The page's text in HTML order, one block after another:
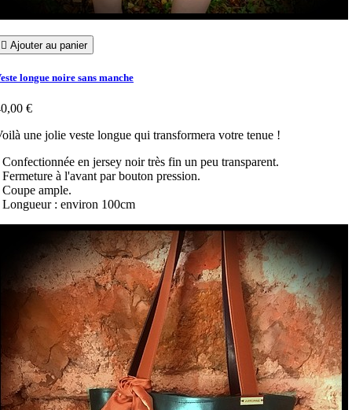
 Ajouter au panier
longue noire sans manche
€
une jolie veste longue qui transformera votre tenue !
Confectionnée en jersey noir très fin un peu transparent.
Fermeture à l'avant par bouton pression.
Coupe ample.
Longueur : environ 100cm